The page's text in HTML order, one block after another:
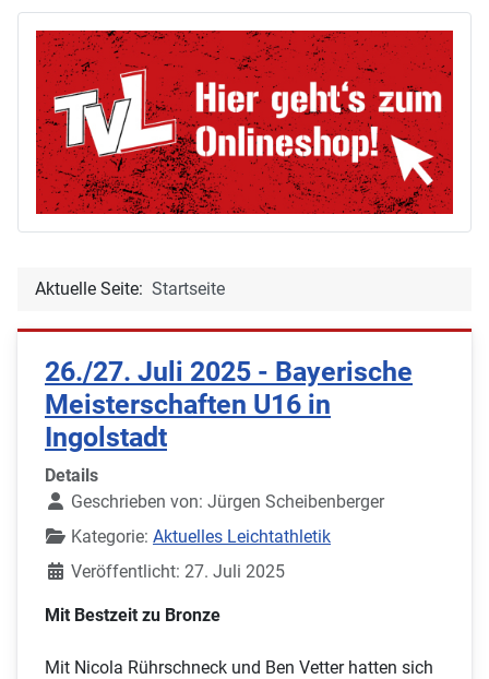
Aktuelle Seite: Startseite
26./27. Juli 2025 - Bayerische
Meisterschaften U16 in
Ingolstadt
Details
Geschrieben von: Jürgen Scheibenberger
Kategorie: Aktuelles Leichtathletik
Veröffentlicht: 27. Juli 2025
Mit Bestzeit zu Bronze
Mit Nicola Rührschneck und Ben Vetter hatten sich